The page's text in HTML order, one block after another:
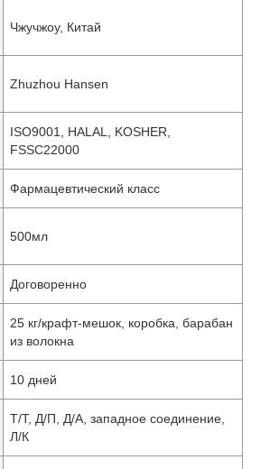
Чжучжоу, Китай
Zhuzhou Hansen
ISO9001, HALAL, KOSHER,
FSSC22000
Фармацевтический класс
500мл
Договоренно
25 кг/крафт-мешок, коробка, барабан
из волокна
10 дней
Т/Т, Д/П, Д/А, западное соединение,
Л/К